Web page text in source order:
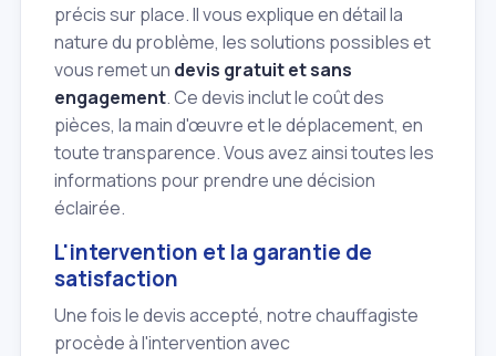
précis sur place. Il vous explique en détail la
nature du problème, les solutions possibles et
vous remet un devis gratuit et sans
engagement. Ce devis inclut le coût des
pièces, la main d'œuvre et le déplacement, en
toute transparence. Vous avez ainsi toutes les
informations pour prendre une décision
éclairée.
L'intervention et la garantie de
satisfaction
Une fois le devis accepté, notre chauffagiste
procède à l'intervention avec